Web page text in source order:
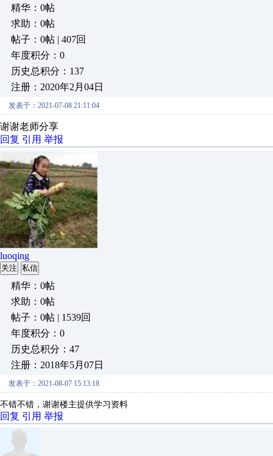
精华：0帖
求助：0帖
帖子：0帖 | 407回
年度积分：0
历史总积分：137
注册：2020年2月04日
发表于：2021-07-08 21:11:04
谢谢老师分享
回复 引用 举报
luoqing
关注 私信
精华：0帖
求助：0帖
帖子：0帖 | 1539回
年度积分：0
历史总积分：47
注册：2018年5月07日
发表于：2021-08-07 15:13:18
不错不错，谢谢楼主提供学习资料
回复 引用 举报